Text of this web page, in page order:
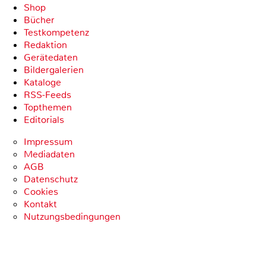
Shop
Bücher
Testkompetenz
Redaktion
Gerätedaten
Bildergalerien
Kataloge
RSS-Feeds
Topthemen
Editorials
Impressum
Mediadaten
AGB
Datenschutz
Cookies
Kontakt
Nutzungsbedingungen